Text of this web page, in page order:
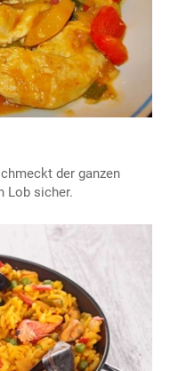
der ganzen
Lob sicher.